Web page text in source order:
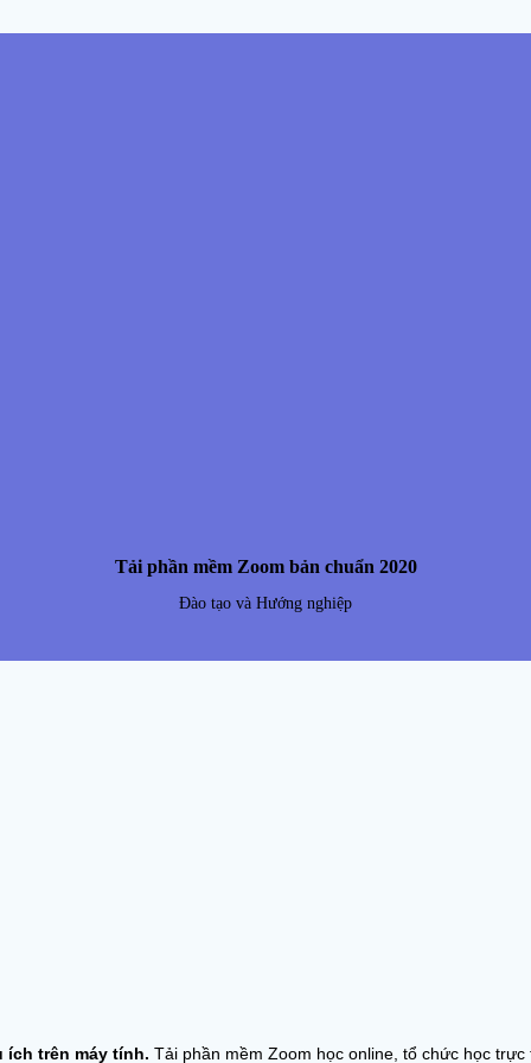
Tải phần mềm Zoom bản chuẩn 2020
Đào tạo và Hướng nghiệp
trên máy tính. Tải phần mềm Zoom học online, tổ chức học